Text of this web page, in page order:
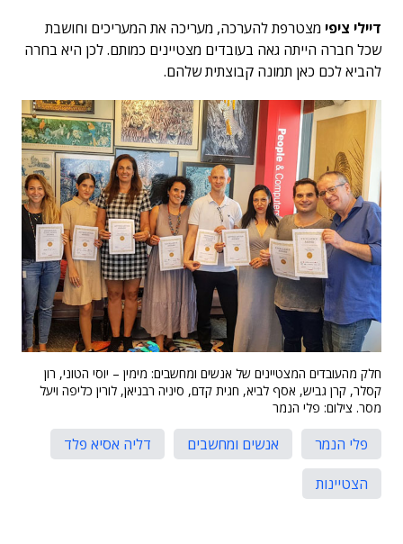
דיילי ציפי מצטרפת להערכה, מעריכה את המעריכים וחושבת
שכל חברה הייתה גאה בעובדים מצטיינים כמותם. לכן היא בחרה
להביא לכם כאן תמונה קבוצתית שלהם.
חלק מהעובדים המצטיינים של אנשים ומחשבים: מימין – יוסי הטוני, רון
קסלר, קרן גביש, אסף לביא, חגית קדם, סיניה רבניאן, לורין כליפה ויעל
מסר. צילום: פלי הנמר
פלי הנמר אנשים ומחשבים
דליה אסיא פלד
הצטיינות